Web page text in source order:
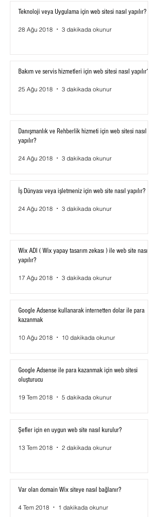
Teknoloji veya Uygulama için web sitesi nasıl yapılır?
28 Ağu 2018 3 dakikada okunur
Bakım ve servis hizmetleri için web sitesi nasıl yapılır?
25 Ağu 2018 3 dakikada okunur
Danışmanlık ve Rehberlik hizmeti için web sitesi nasıl
yapılır?
24 Ağu 2018 3 dakikada okunur
İş Dünyası veya işletmeniz için web site nasıl yapılır?
24 Ağu 2018 3 dakikada okunur
Wix ADI ( Wix yapay tasarım zekası ) ile web site nasıl
yapılır?
17 Ağu 2018 3 dakikada okunur
Google Adsense kullanarak internetten dolar ile para
kazanmak
10 Ağu 2018 10 dakikada okunur
Google Adsense ile para kazanmak için web sitesi
oluşturucu
19 Tem 2018 5 dakikada okunur
Şefler için en uygun web site nasıl kurulur?
13 Tem 2018 2 dakikada okunur
Var olan domain Wix siteye nasıl bağlanır?
4 Tem 2018 1 dakikada okunur